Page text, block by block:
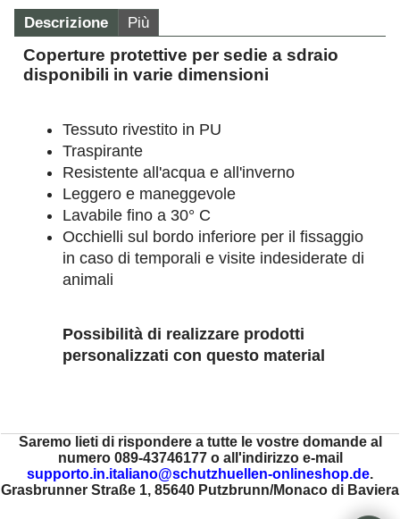
Descrizione Più
Coperture protettive per sedie a sdraio
disponibili in varie dimensioni
Tessuto rivestito in PU
Traspirante
Resistente all'acqua e all'inverno
Leggero e maneggevole
Lavabile fino a 30° C
Occhielli sul bordo inferiore per il fissaggio
in caso di temporali e visite indesiderate di
animali
Possibilità di realizzare prodotti
personalizzati con questo material
Saremo lieti di rispondere a tutte le vostre domande al
numero 089-43746177 o all'indirizzo e-mail
supporto.in.italiano@schutzhuellen-onlineshop.de.
Grasbrunner Straße 1, 85640 Putzbrunn/Monaco di Baviera